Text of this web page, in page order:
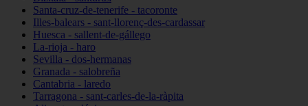
Santa-cruz-de-tenerife - tacoronte
Illes-balears - sant-llorenç-des-cardassar
Huesca - sallent-de-gállego
La-rioja - haro
Sevilla - dos-hermanas
Granada - salobreña
Cantabria - laredo
Tarragona - sant-carles-de-la-ràpita